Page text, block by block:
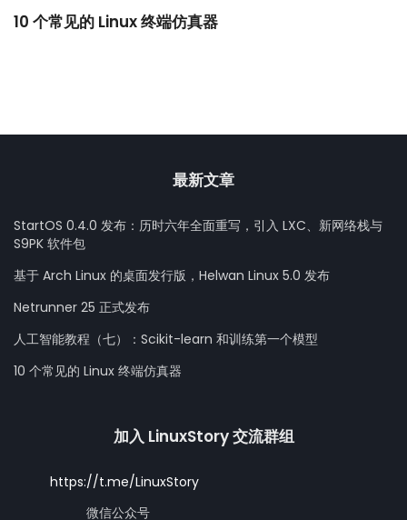
10 个常见的 Linux 终端仿真器
最新文章
StartOS 0.4.0 发布：历时六年全面重写，引入 LXC、新网络栈与
S9PK 软件包
基于 Arch Linux 的桌面发行版，Helwan Linux 5.0 发布
Netrunner 25 正式发布
人工智能教程（七）：Scikit-learn 和训练第一个模型
10 个常见的 Linux 终端仿真器
加入 LinuxStory 交流群组
https://t.me/LinuxStory
微信公众号